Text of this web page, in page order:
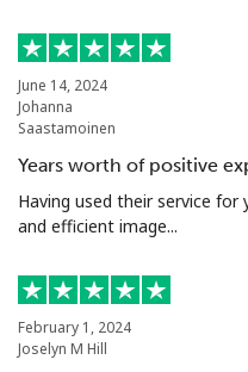
Celular ⁦4.9¢⁩
All
country
⁦1.5¢⁩
June 14, 2024
Johanna
Saastamoinen
Years worth of positive
Having used their service
and efficient image...
February 1, 2024
Joselyn M Hill